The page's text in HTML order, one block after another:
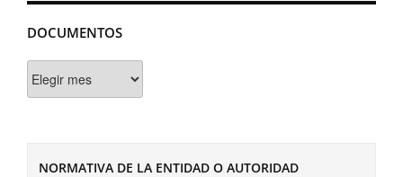
DOCUMENTOS
NORMATIVA DE LA ENTIDAD O AUTORIDAD